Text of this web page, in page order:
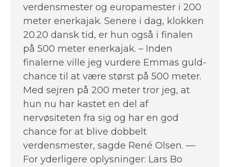
verdensmester og europamester i 200
meter enerkajak. Senere i dag, klokken
20.20 dansk tid, er hun også i finalen
på 500 meter enerkajak. – Inden
finalerne ville jeg vurdere Emmas guld-
chance til at være størst på 500 meter.
Med sejren på 200 meter tror jeg, at
hun nu har kastet en del af
nervøsiteten fra sig og har en god
chance for at blive dobbelt
verdensmester, sagde René Olsen. —
For yderligere oplysninger: Lars Bo